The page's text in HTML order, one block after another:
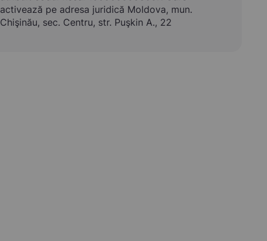
activează pe adresa juridică Moldova, mun.
Chişinău, sec. Centru, str. Puşkin A., 22